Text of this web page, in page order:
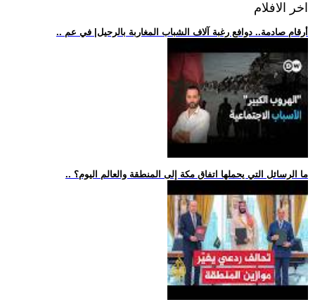
اخر الافلام
.. أرقام صادمة.. دوافع رغبة آلاف الشباب المغاربة بالرحيل| في عم
.. ما الرسائل التي يحملها اتفاق مكة إلى المنطقة والعالم اليوم؟